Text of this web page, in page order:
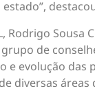
Rodrigo
de
evolução das
diversas